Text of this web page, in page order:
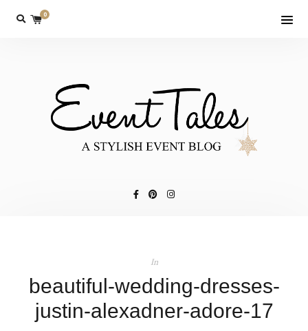
0
In
beautiful-wedding-dresses-
justin-alexadner-adore-17